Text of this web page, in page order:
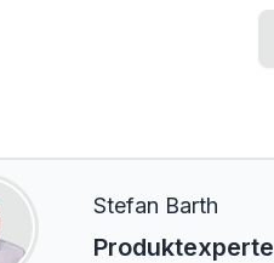
Stefan Barth
Produktexperte